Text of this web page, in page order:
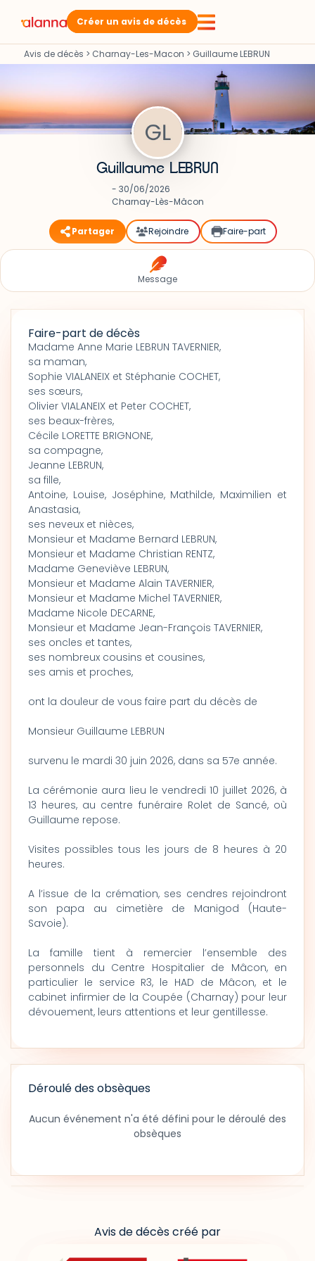
Créer un avis de décès
Avis de décès > Charnay-Les-Macon > Guillaume LEBRUN
Guillaume LEBRUN
- 30/06/2026
Charnay-Lès-Mâcon
Partager Rejoindre Faire-part
Message
Faire-part de décès
Madame Anne Marie LEBRUN TAVERNIER,
sa maman,
Sophie VIALANEIX et Stéphanie COCHET,
ses sœurs,
Olivier VIALANEIX et Peter COCHET,
ses beaux-frères,
Cécile LORETTE BRIGNONE,
sa compagne,
Jeanne LEBRUN,
sa fille,
Antoine, Louise, Joséphine, Mathilde, Maximilien et
Anastasia,
ses neveux et nièces,
Monsieur et Madame Bernard LEBRUN,
Monsieur et Madame Christian RENTZ,
Madame Geneviève LEBRUN,
Monsieur et Madame Alain TAVERNIER,
Monsieur et Madame Michel TAVERNIER,
Madame Nicole DECARNE,
Monsieur et Madame Jean-François TAVERNIER,
ses oncles et tantes,
ses nombreux cousins et cousines,
ses amis et proches,
ont la douleur de vous faire part du décès de
Monsieur Guillaume LEBRUN
survenu le mardi 30 juin 2026, dans sa 57e année.
La cérémonie aura lieu le vendredi 10 juillet 2026, à
13 heures, au centre funéraire Rolet de Sancé, où
Guillaume repose.
Visites possibles tous les jours de 8 heures à 20
heures.
A l’issue de la crémation, ses cendres rejoindront
son papa au cimetière de Manigod (Haute-
Savoie).
La famille tient à remercier l’ensemble des
personnels du Centre Hospitalier de Mâcon, en
particulier le service R3, le HAD de Mâcon, et le
cabinet infirmier de la Coupée (Charnay) pour leur
dévouement, leurs attentions et leur gentillesse.
Déroulé des obsèques
Aucun événement n'a été défini pour le déroulé des
obsèques
Avis de décès créé par